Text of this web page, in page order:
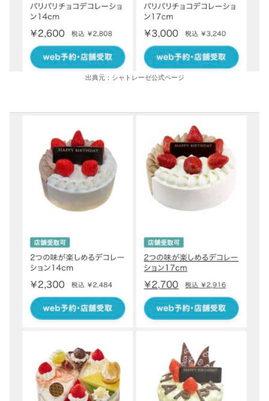
出典元：シャトレーゼ公式ページ